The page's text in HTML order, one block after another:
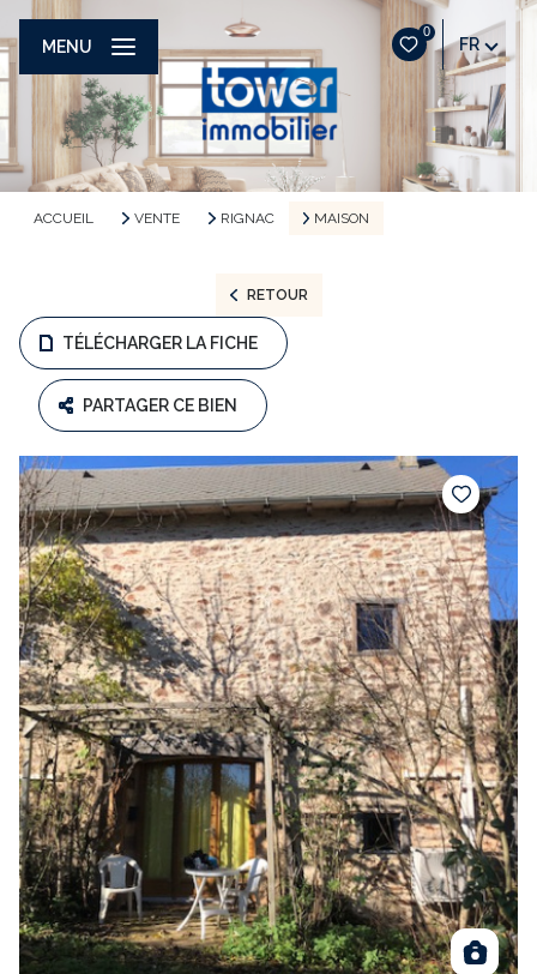
0
FR
MENU
ACCUEIL VENTE RIGNAC MAISON
RETOUR
TÉLÉCHARGER LA FICHE
PARTAGER CE BIEN